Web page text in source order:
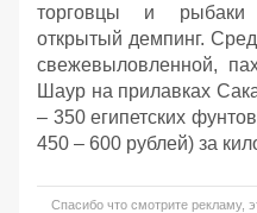
торговцы и рыбаки
открытый демпинг.
свежевыловленной,
Шаур на прилавках
– 350 египетских
450 – 600 рублей) за
Спасибо что смотрите рекламу,